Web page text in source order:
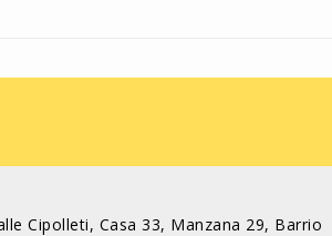
Cipolleti, Casa 33, Manzana 29, Barrio